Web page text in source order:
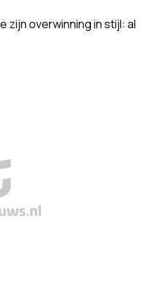
zijn overwinning in stijl: al